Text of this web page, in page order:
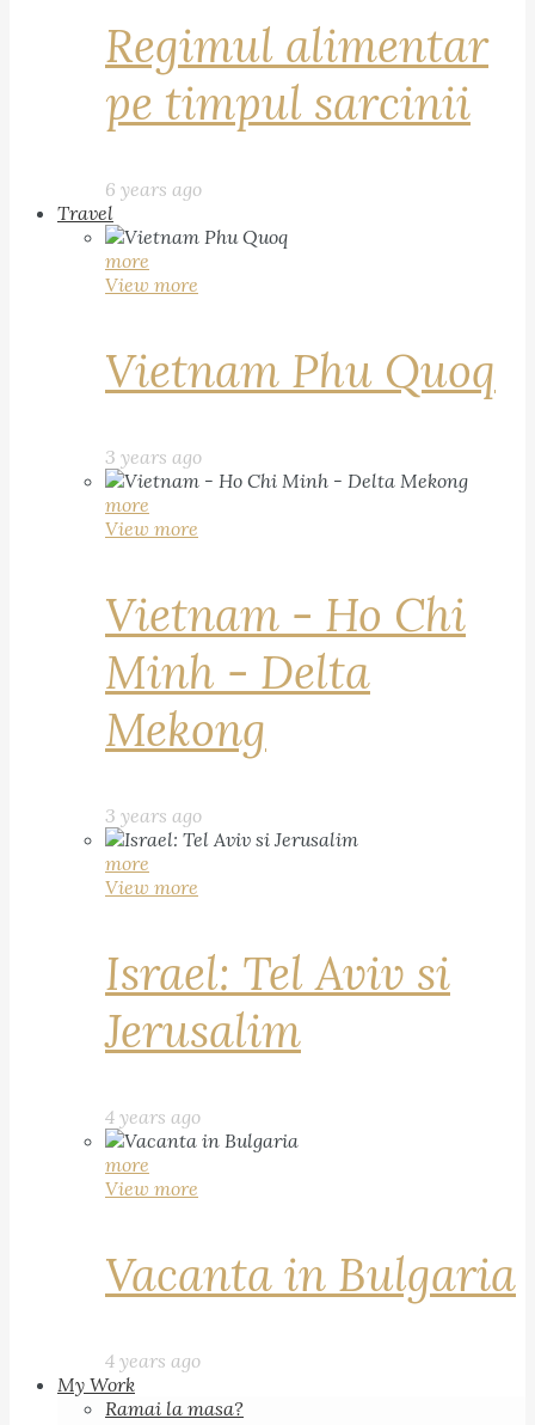
Regimul alimentar
pe timpul sarcinii
6 years ago
Travel
more
View more
Vietnam Phu Quoq
3 years ago
more
View more
Vietnam - Ho Chi
Minh - Delta
Mekong
3 years ago
more
View more
Israel: Tel Aviv si
Jerusalim
4 years ago
more
View more
Vacanta in Bulgaria
4 years ago
My Work
Ramai la masa?